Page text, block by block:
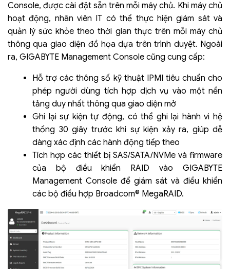
Console, được cài đặt sẵn trên mỗi máy chủ. Khi máy chủ
hoạt động, nhân viên IT có thể thực hiện giám sát và
quản lý sức khỏe theo thời gian thực trên mỗi máy chủ
thông qua giao diện đồ họa dựa trên trình duyệt. Ngoài
ra, GIGABYTE Management Console cũng cung cấp:
Hỗ trợ các thông số kỹ thuật IPMI tiêu chuẩn cho
phép người dùng tích hợp dịch vụ vào một nền
tảng duy nhất thông qua giao diện mở
Ghi lại sự kiện tự động, có thể ghi lại hành vi hệ
thống 30 giây trước khi sự kiện xảy ra, giúp dễ
dàng xác định các hành động tiếp theo
Tích hợp các thiết bị SAS/SATA/NVMe và firmware
của bộ điều khiển RAID vào GIGABYTE
Management Console để giám sát và điều khiển
các bộ điều hợp Broadcom® MegaRAID.